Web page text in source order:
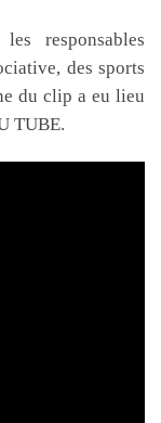
responsables
des sports
du clip a eu lieu
TUBE.